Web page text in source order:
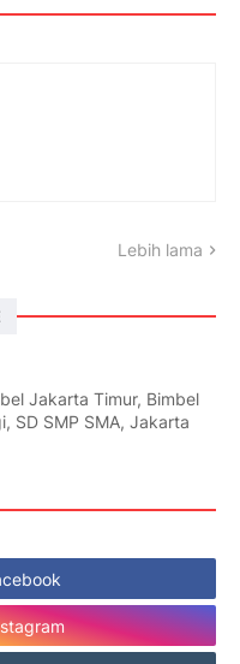
Lebih lama
Jakarta Timur, Bimbel
SD SMP SMA, Jakarta